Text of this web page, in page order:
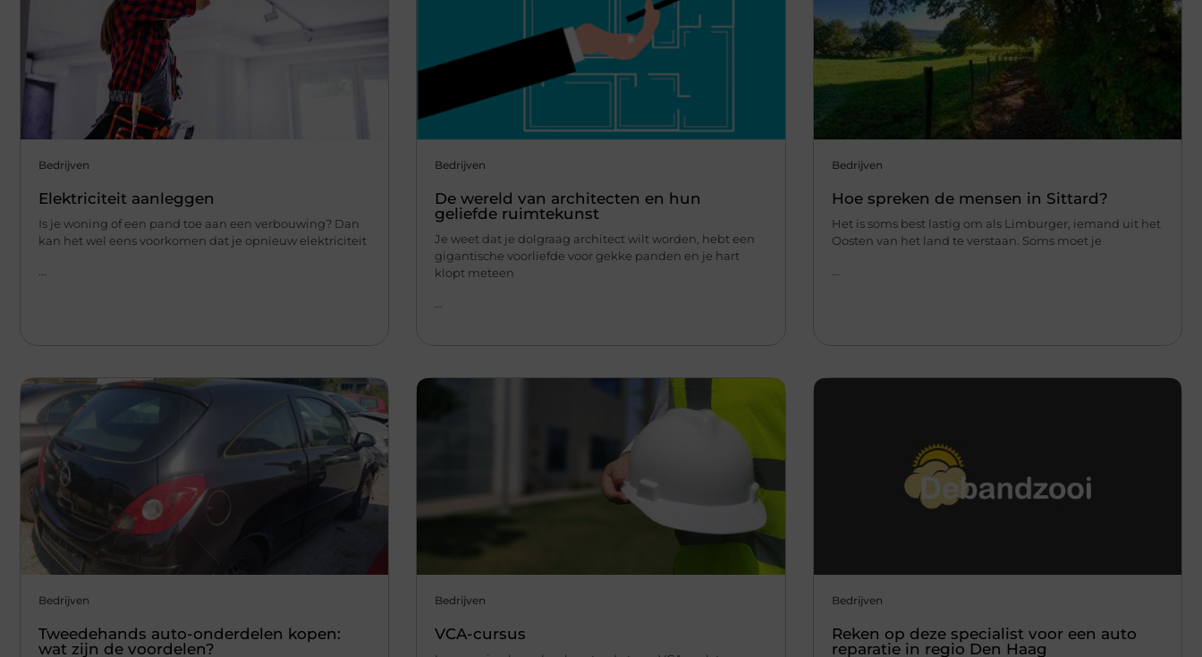
Bedrijven
Elektriciteit aanleggen
Is je woning of een pand toe aan een verbouwing? Dan
kan het wel eens voorkomen dat je opnieuw elektriciteit
Bedrijven
De wereld van architecten en hun
geliefde ruimtekunst
Je weet dat je dolgraag architect wilt worden, hebt een
gigantische voorliefde voor gekke panden en je hart
klopt meteen
Bedrijven
Hoe spreken de mensen in Sittard?
Het is soms best lastig om als Limburger, iemand uit het
Oosten van het land te verstaan. Soms moet je
Bedrijven
Tweedehands auto-onderdelen kopen:
wat zijn de voordelen?
Bedrijven
VCA-cursus
Bedrijven
Reken op deze specialist voor een auto
reparatie in regio Den Haag